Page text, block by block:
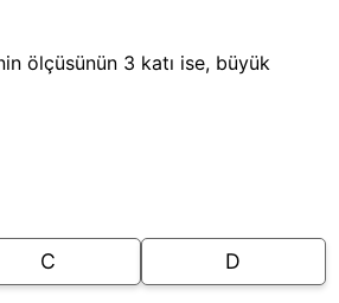
ölçüsünün 3 katı ise, büyük
C D